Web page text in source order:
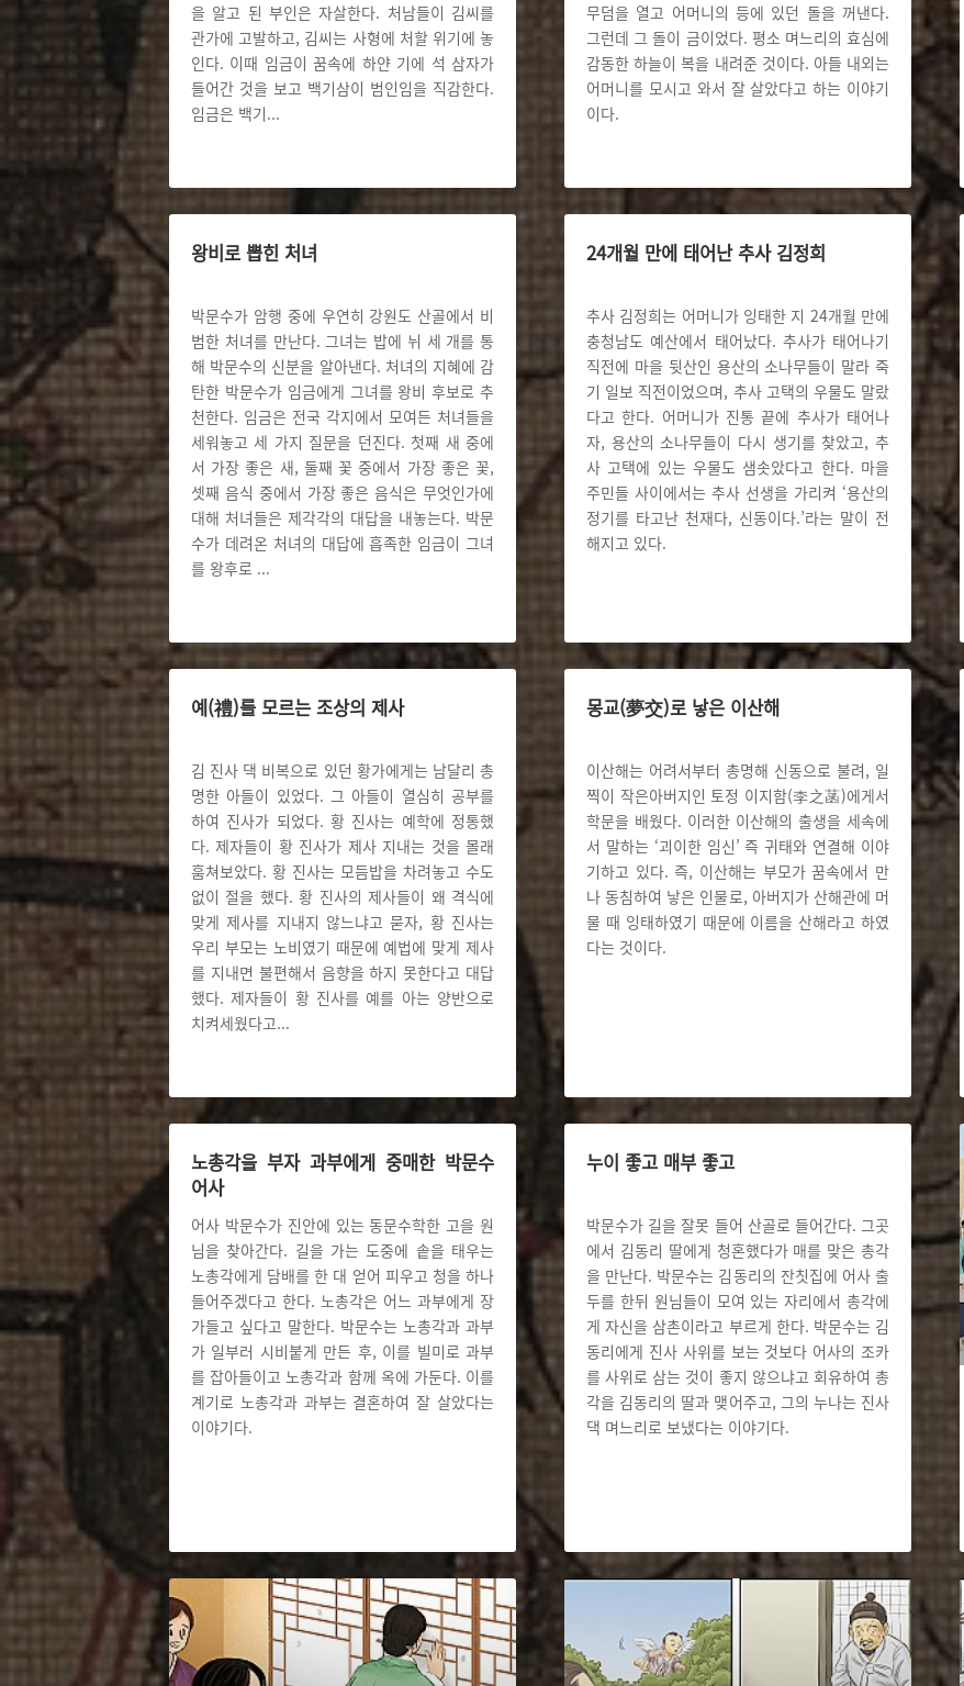
을 알고 된 부인은 자살한다. 처남들이 김씨를
관가에 고발하고, 김씨는 사형에 처할 위기에 놓
인다. 이때 임금이 꿈속에 하얀 기에 석 삼자가
들어간 것을 보고 백기삼이 범인임을 직감한다.
임금은 백기...
무덤을 열고 어머니의 등에 있던 돌을 꺼낸다.
그런데 그 돌이 금이었다. 평소 며느리의 효심에
감동한 하늘이 복을 내려준 것이다. 아들 내외는
어머니를 모시고 와서 잘 살았다고 하는 이야기
이다.
왕비로 뽑힌 처녀
박문수가 암행 중에 우연히 강원도 산골에서 비
범한 처녀를 만난다. 그녀는 밥에 뉘 세 개를 통
해 박문수의 신분을 알아낸다. 처녀의 지혜에 감
탄한 박문수가 임금에게 그녀를 왕비 후보로 추
천한다. 임금은 전국 각지에서 모여든 처녀들을
세워놓고 세 가지 질문을 던진다. 첫째 새 중에
서 가장 좋은 새, 둘째 꽃 중에서 가장 좋은 꽃,
셋째 음식 중에서 가장 좋은 음식은 무엇인가에
대해 처녀들은 제각각의 대답을 내놓는다. 박문
수가 데려온 처녀의 대답에 흡족한 임금이 그녀
를 왕후로 ...
24개월 만에 태어난 추사 김정희
추사 김정희는 어머니가 잉태한 지 24개월 만에
충청남도 예산에서 태어났다. 추사가 태어나기
직전에 마을 뒷산인 용산의 소나무들이 말라 죽
기 일보 직전이었으며, 추사 고택의 우물도 말랐
다고 한다. 어머니가 진통 끝에 추사가 태어나
자, 용산의 소나무들이 다시 생기를 찾았고, 추
사 고택에 있는 우물도 샘솟았다고 한다. 마을
주민들 사이에서는 추사 선생을 가리켜 ‘용산의
정기를 타고난 천재다, 신동이다.’라는 말이 전
해지고 있다.
예(禮)를 모르는 조상의 제사
김 진사 댁 비복으로 있던 황가에게는 남달리 총
명한 아들이 있었다. 그 아들이 열심히 공부를
하여 진사가 되었다. 황 진사는 예학에 정통했
다. 제자들이 황 진사가 제사 지내는 것을 몰래
훔쳐보았다. 황 진사는 모듬밥을 차려놓고 수도
없이 절을 했다. 황 진사의 제사들이 왜 격식에
맞게 제사를 지내지 않느냐고 묻자, 황 진사는
우리 부모는 노비였기 때문에 예법에 맞게 제사
를 지내면 불편해서 음향을 하지 못한다고 대답
했다. 제자들이 황 진사를 예를 아는 양반으로
치켜세웠다고...
몽교(夢交)로 낳은 이산해
이산해는 어려서부터 총명해 신동으로 불려, 일
찍이 작은아버지인 토정 이지함(李之菡)에게서
학문을 배웠다. 이러한 이산해의 출생을 세속에
서 말하는 ‘괴이한 임신’ 즉 귀태와 연결해 이야
기하고 있다. 즉, 이산해는 부모가 꿈속에서 만
나 동침하여 낳은 인물로, 아버지가 산해관에 머
물 때 잉태하였기 때문에 이름을 산해라고 하였
다는 것이다.
노총각을 부자 과부에게 중매한 박문수
어사
어사 박문수가 진안에 있는 동문수학한 고을 원
님을 찾아간다. 길을 가는 도중에 솥을 태우는
노총각에게 담배를 한 대 얻어 피우고 청을 하나
들어주겠다고 한다. 노총각은 어느 과부에게 장
가들고 싶다고 말한다. 박문수는 노총각과 과부
가 일부러 시비붙게 만든 후, 이를 빌미로 과부
를 잡아들이고 노총각과 함께 옥에 가둔다. 이를
계기로 노총각과 과부는 결혼하여 잘 살았다는
이야기다.
누이 좋고 매부 좋고
박문수가 길을 잘못 들어 산골로 들어간다. 그곳
에서 김동리 딸에게 청혼했다가 매를 맞은 총각
을 만난다. 박문수는 김동리의 잔칫집에 어사 출
두를 한뒤 원님들이 모여 있는 자리에서 총각에
게 자신을 삼촌이라고 부르게 한다. 박문수는 김
동리에게 진사 사위를 보는 것보다 어사의 조카
를 사위로 삼는 것이 좋지 않으냐고 회유하여 총
각을 김동리의 딸과 맺어주고, 그의 누나는 진사
댁 며느리로 보냈다는 이야기다.